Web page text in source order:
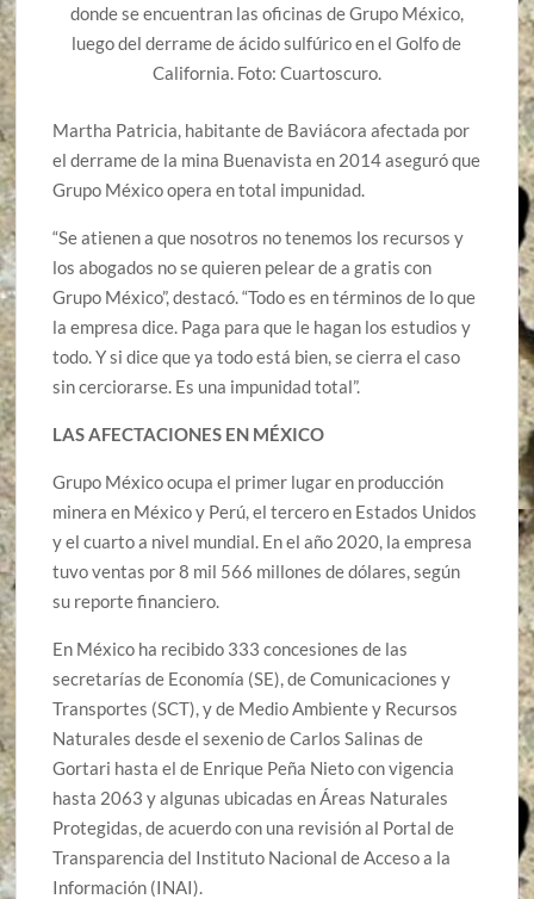
donde se encuentran las oficinas de Grupo México,
luego del derrame de ácido sulfúrico en el Golfo de
California. Foto: Cuartoscuro.
Martha Patricia, habitante de Baviácora afectada por
el derrame de la mina Buenavista en 2014 aseguró que
Grupo México opera en total impunidad.
“Se atienen a que nosotros no tenemos los recursos y
los abogados no se quieren pelear de a gratis con
Grupo México”, destacó. “Todo es en términos de lo que
la empresa dice. Paga para que le hagan los estudios y
todo. Y si dice que ya todo está bien, se cierra el caso
sin cerciorarse. Es una impunidad total”.
LAS AFECTACIONES EN MÉXICO
Grupo México ocupa el primer lugar en producción
minera en México y Perú, el tercero en Estados Unidos
y el cuarto a nivel mundial. En el año 2020, la empresa
tuvo ventas por 8 mil 566 millones de dólares, según
su reporte financiero.
En México ha recibido 333 concesiones de las
secretarías de Economía (SE), de Comunicaciones y
Transportes (SCT), y de Medio Ambiente y Recursos
Naturales desde el sexenio de Carlos Salinas de
Gortari hasta el de Enrique Peña Nieto con vigencia
hasta 2063 y algunas ubicadas en Áreas Naturales
Protegidas, de acuerdo con una revisión al Portal de
Transparencia del Instituto Nacional de Acceso a la
Información (INAI).